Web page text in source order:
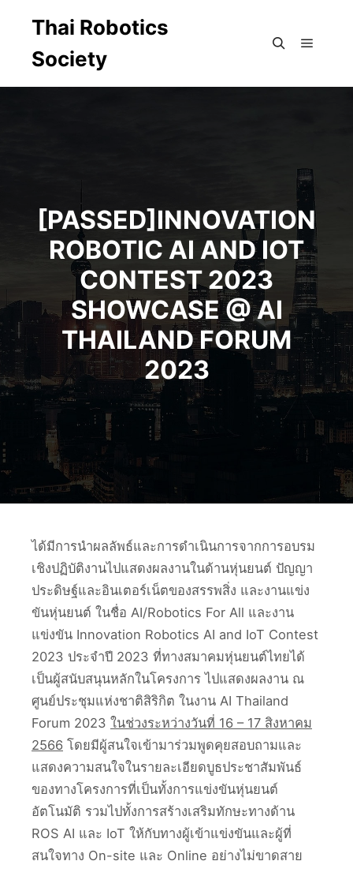
Thai Robotics
Society
[PASSED]INNOVATION
ROBOTIC AI AND IOT
CONTEST 2023
SHOWCASE @ AI
THAILAND FORUM
2023
ได้มีการนำผลลัพธ์และการดำเนินการจากการอบรม
เชิงปฏิบัติงานไปแสดงผลงานในด้านหุ่นยนต์ ปัญญา
ประดิษฐ์และอินเตอร์เน็ตของสรรพสิ่ง และงานแข่ง
ขันหุ่นยนต์ ในชื่อ AI/Robotics For All และงาน
แข่งขัน Innovation Robotics AI and IoT Contest
2023 ประจำปี 2023 ที่ทางสมาคมหุ่นยนต์ไทยได้
เป็นผู้สนับสนุนหลักในโครงการ ไปแสดงผลงาน ณ
ศูนย์ประชุมแห่งชาติสิริกิต ในงาน AI Thailand
Forum 2023 ในช่วงระหว่างวันที่ 16 – 17 สิงหาคม
2566 โดยมีผู้สนใจเข้ามาร่วมพูดคุยสอบถามและ
แสดงความสนใจในรายละเอียดบูธประชาสัมพันธ์
ของทางโครงการที่เป็นทั้งการแข่งขันหุ่นยนต์
อัตโนมัติ รวมไปทั้งการสร้างเสริมทักษะทางด้าน
ROS AI และ IoT ให้กับทางผู้เข้าแข่งขันและผู้ที่
สนใจทาง On-site และ Online อย่างไม่ขาดสาย